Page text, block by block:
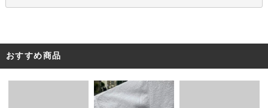
おすすめ商品